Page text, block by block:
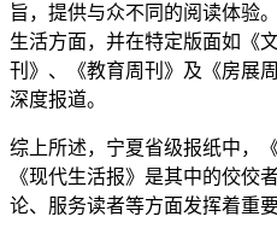
旨，提供与众不同的阅读体验
生活方面，并在特定版面如《
刊》、《教育周刊》及《房展
深度报道。
综上所述，宁夏省级报纸中，
《现代生活报》是其中的佼佼
论、服务读者等方面发挥着重要